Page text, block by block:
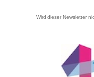
Wird dieser Newsletter